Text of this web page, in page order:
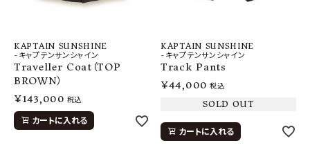
KAPTAIN SUNSHINE
-キャプテンサンシャイン
Traveller Coat（TOP
BROWN）
¥143,000 税込
カートに入れる
KAPTAIN SUNSHINE
-キャプテンサンシャイン
Track Pants
¥44,000 税込
SOLD OUT
カートに入れる